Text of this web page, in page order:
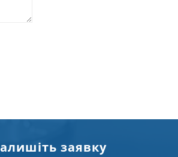
заявку